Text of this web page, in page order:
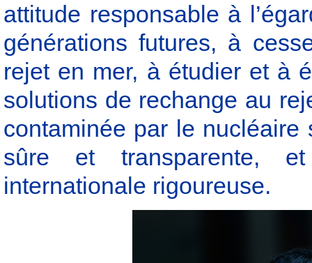
attitude responsable à
générations futures, à
rejet en mer, à étudier et à
solutions de rechange au
contaminée par le
sûre et transparente,
internationale rigoureuse.